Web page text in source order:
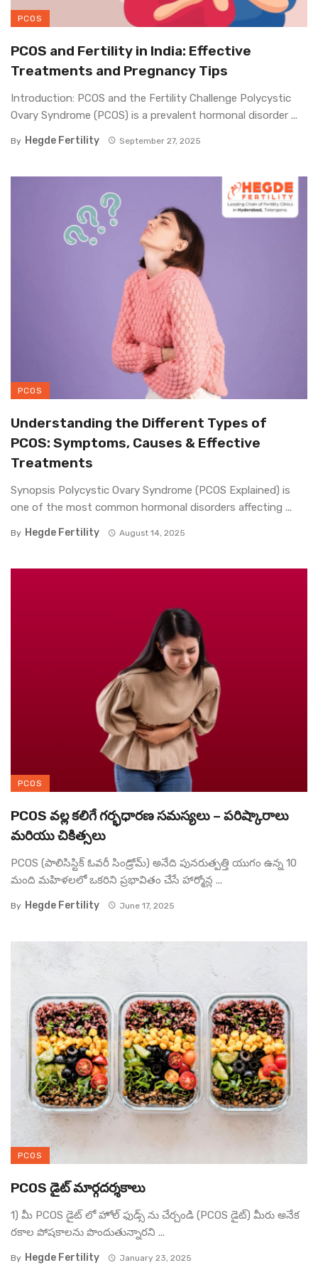
PCOS
PCOS and Fertility in India: Effective
Treatments and Pregnancy Tips
Introduction: PCOS and the Fertility Challenge Polycystic
Ovary Syndrome (PCOS) is a prevalent hormonal disorder ...
By Hegde Fertility September 27, 2025
PCOS
Understanding the Different Types of
PCOS: Symptoms, Causes & Effective
Treatments
Synopsis Polycystic Ovary Syndrome (PCOS Explained) is
one of the most common hormonal disorders affecting ...
By Hegde Fertility August 14, 2025
PCOS
PCOS వల్ల కలిగే గర్భధారణ సమస్యలు – పరిష్కారాలు
మరియు చికిత్సలు
PCOS (పాలిసిస్టిక్ ఓవరీ సిండ్రోమ్) అనేది పునరుత్పత్తి యుగం ఉన్న 10
మంది మహిళలలో ఒకరిని ప్రభావితం చేసే హార్మోన్ల ...
By Hegde Fertility June 17, 2025
PCOS
PCOS డైట్ మార్గదర్శకాలు
1) మీ PCOS డైట్ లో హోల్ ఫుడ్స్ ను చేర్చండి (PCOS డైట్) మీరు అనేక
రకాల పోషకాలను పొందుతున్నారని ...
By Hegde Fertility January 23, 2025